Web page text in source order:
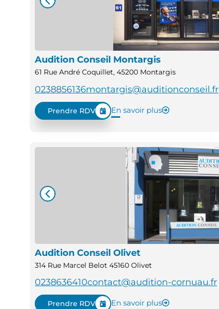
Audition Conseil Montargis
61 Rue André Coquillet, 45200 Montargis
0238856136montargis@auditionconseil.fr
Prendre RDV En savoir plus
Audition Conseil Olivet
314 Rue Marcel Belot 45160 Olivet
0238636410contact@audition-cornuau.fr
Prendre RDV En savoir plus